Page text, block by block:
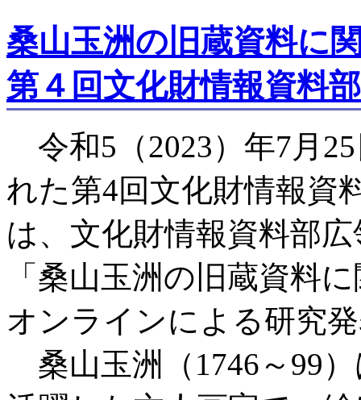
桑山玉洲の旧蔵資料に
第４回文化財情報資料
令和5（2023）年7月
れた第4回文化財情報資
は、文化財情報資料部
「桑山玉洲の旧蔵資料
オンラインによる研究
桑山玉洲（1746～99